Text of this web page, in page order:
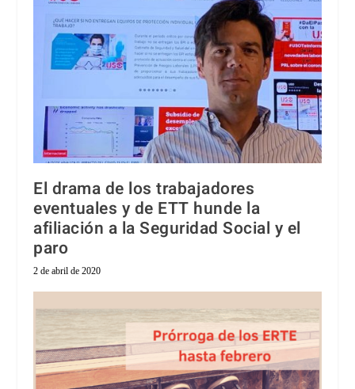
El drama de los trabajadores
eventuales y de ETT hunde la
afiliación a la Seguridad Social y el
paro
2 de abril de 2020